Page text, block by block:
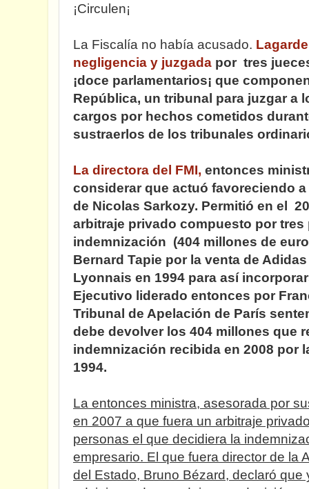
¡Circulen¡
La Fiscalía no había acusado.
negligencia y juzgada por tres
¡doce parlamentarios¡ que
República, un tribunal para juzgar a
cargos por hechos cometidos
sustraerlos de los tribunales
La directora del FMI, entonces
considerar que actuó favoreciendo
de Nicolas Sarkozy. Permitió en el
arbitraje privado compuesto por
indemnización (404 millones de
Bernard Tapie por la venta de
Lyonnais en 1994 para así
Ejecutivo liderado entonces por
Tribunal de Apelación de París
debe devolver los 404 millones que
indemnización recibida en 2008 por
1994.
La entonces ministra, asesorada por
en 2007 a que fuera un arbitraje
personas el que decidiera la
empresario. El que fuera director de la
del Estado, Bruno Bézard, declaró